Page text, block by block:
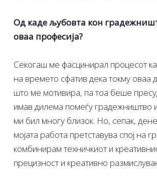
Од каде љубовта кон
оваа професија?
Секогаш ме фасцинирал процесот
на времето сфатив дека токму
што ме мотивира, па тоа беше
имав дилема помеѓу градежништво и
ми бил многу близок. Но, сепак,
мојата работа претставува спој на
комбинирам техничкиот и
прецизност и креативно